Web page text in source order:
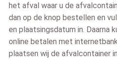
het afval waar u de
dan op de knop bestellen en
en plaatsingsdatum in. Daarna
online betalen met
plaatsen wij de afvalcontainer